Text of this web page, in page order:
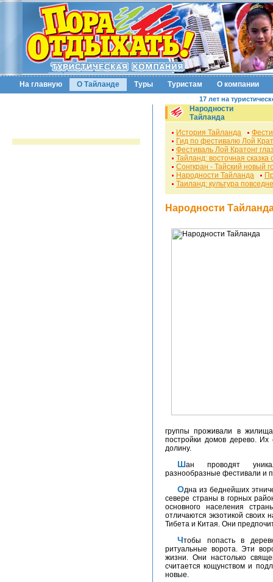
На главную О Тайланде Туры Туристам О компании
17 лет на
Народности
Тайланда
История Тайланда
Гид по фестивалю Лой
Фестиваль Лой Кратонг
Тайланд: восточная сказка
Сонгкран - Тайский новый
Народности Тайланда
Таиланд: культура
Народности
группы проживали в
постройки домов дерево. Их
долину.
Шан проводят уникальные религиозные обряды, организуют
разнообразные фестивали и
Одна из беднейших этнических групп – народность ака. Они проживают на
севере страны в горных
основного населения
отличаются экзотикой своих
Тибета и Китая. Они
Чтобы попасть в деревню, где проживают ака, нужно пройти через
ритуальные ворота. Эти
жизни. Они настолько
считается кощунством и
новые.